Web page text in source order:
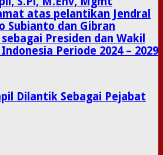
atas pelantikan Jendral
Subianto dan Gibran
Presiden dan Wakil
Periode 2024 – 2029
Dilantik Sebagai Pejabat